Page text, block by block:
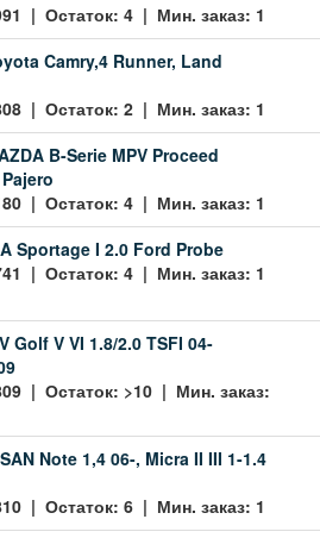
| Остаток: 4 | Мин. заказ: 1
Camry,4 Runner, Land
| Остаток: 2 | Мин. заказ: 1
B-Serie MPV Proceed
| Остаток: 4 | Мин. заказ: 1
Sportage I 2.0 Ford Probe
| Остаток: 4 | Мин. заказ: 1
V VI 1.8/2.0 TSFI 04-
| Остаток: >10 | Мин. заказ:
Note 1,4 06-, Micra II III 1-1.4
| Остаток: 6 | Мин. заказ: 1